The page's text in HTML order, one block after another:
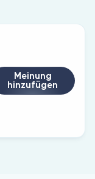
Meinung
hinzufügen